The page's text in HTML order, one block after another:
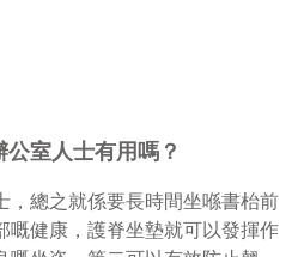
室人士有用嗎？
，總之就係要長時間坐喺書枱前
嘅健康，護脊坐墊就可以發揮作